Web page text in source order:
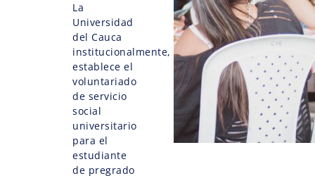
La
Universidad
del Cauca
institucionalmente,
establece el
voluntariado
de servicio
social
universitario
para el
estudiante
de pregrado